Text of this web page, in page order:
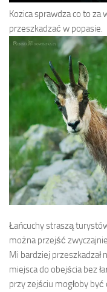
Kozica sprawdza co to za
przeszkadzać w popasie.
Łańcuchy straszą
można przejść zwyczajnie
Mi bardziej przeszkadzał
miejsca do obejścia bez
przy zejściu mogłoby